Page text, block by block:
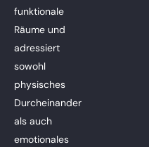
funktionale
Räume und
adressiert
sowohl
physisches
Durcheinander
als auch
emotionales